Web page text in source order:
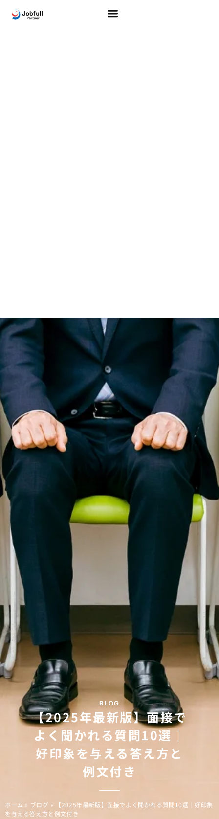
BLOG
【2025年最新版】面接で
よく聞かれる質問10選｜
好印象を与える答え方と
例文付き
ホーム » ブログ »
【2025年最新版】面接でよく聞かれる質問10選｜好印象
を与える答え方と例文付き